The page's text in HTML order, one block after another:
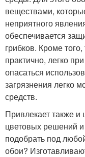
веществами,
неприятного
обеспечивается
грибков. Кроме
практично, легко
опасаться
загрязнения легко
средств.
Привлекает также
цветовых решений
подобрать под
обои?